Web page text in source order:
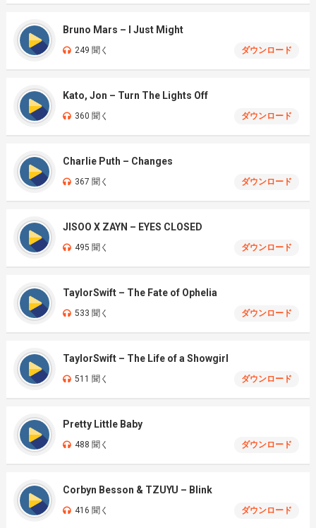
Bruno Mars – I Just Might
249 聞く ダウンロード
Kato, Jon – Turn The Lights Off
360 聞く ダウンロード
Charlie Puth – Changes
367 聞く ダウンロード
JISOO X ZAYN – EYES CLOSED
495 聞く ダウンロード
TaylorSwift – The Fate of Ophelia
533 聞く ダウンロード
TaylorSwift – The Life of a Showgirl
511 聞く ダウンロード
Pretty Little Baby
488 聞く ダウンロード
Corbyn Besson & TZUYU – Blink
416 聞く ダウンロード